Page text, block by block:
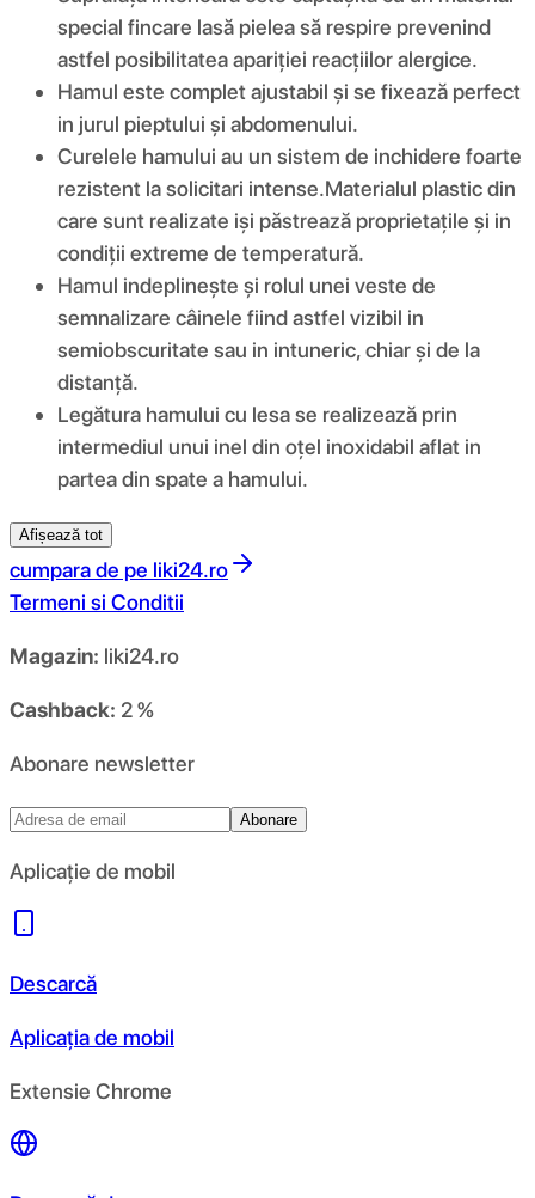
special fincare lasă pielea să respire prevenind
astfel posibilitatea apariției reacțiilor alergice.
Hamul este complet ajustabil și se fixează perfect
in jurul pieptului și abdomenului.
Curelele hamului au un sistem de inchidere foarte
rezistent la solicitari intense.Materialul plastic din
care sunt realizate iși păstrează proprietațile și in
condiții extreme de temperatură.
Hamul indeplinește și rolul unei veste de
semnalizare câinele fiind astfel vizibil in
semiobscuritate sau in intuneric, chiar și de la
distanță.
Legătura hamului cu lesa se realizează prin
intermediul unui inel din oțel inoxidabil aflat in
partea din spate a hamului.
Afișează tot
cumpara de pe liki24.ro
Termeni si Conditii
Magazin: liki24.ro
Cashback: 2 %
Abonare newsletter
Abonare
Aplicație de mobil
Descarcă
Aplicația de mobil
Extensie Chrome